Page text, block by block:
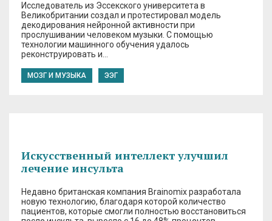
Исследователь из Эссекского университета в
Великобритании создал и протестировал модель
декодирования нейронной активности при
прослушивании человеком музыки. С помощью
технологии машинного обучения удалось
реконструировать и…
МОЗГ И МУЗЫКА ЭЭГ
Искусственный интеллект улучшил
лечение инсульта
Недавно британская компания Brainomix разработала
новую технологию, благодаря которой количество
пациентов, которые смогли полностью восстановиться